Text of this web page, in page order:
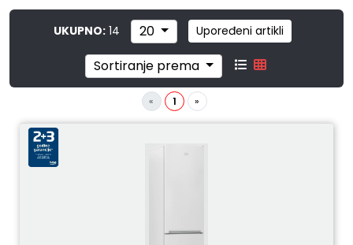
UKUPNO: 14 20 Upoređeni artikli
Sortiranje prema
« 1 »